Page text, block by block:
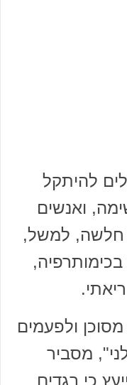
להיתקל
ואנשים
חלשה, למשל,
ולפעמים
מסביר
כי בגדים